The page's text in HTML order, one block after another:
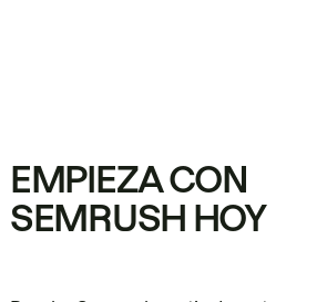
EMPIEZA CON
SEMRUSH HOY